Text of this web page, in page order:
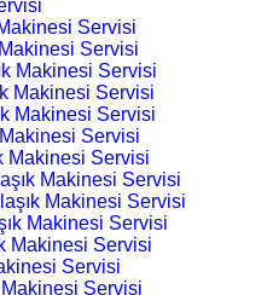
Servisi
Servisi
Makinesi Servisi
Makinesi Servisi
Makinesi Servisi
Servisi
Makinesi Servisi
Makinesi Servisi
Makinesi Servisi
Makinesi Servisi
Makinesi Servisi
Servisi
Servisi